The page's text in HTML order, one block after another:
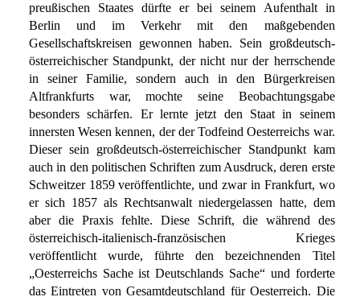
preußischen Staates dürfte er bei seinem Aufenthalt in
Berlin und im Verkehr mit den maßgebenden
Gesellschaftskreisen gewonnen haben. Sein großdeutsch-
österreichischer Standpunkt, der nicht nur der herrschende
in seiner Familie, sondern auch in den Bürgerkreisen
Altfrankfurts war, mochte seine Beobachtungsgabe
besonders schärfen. Er lernte jetzt den Staat in seinem
innersten Wesen kennen, der der Todfeind Oesterreichs war.
Dieser sein großdeutsch-österreichischer Standpunkt kam
auch in den politischen Schriften zum Ausdruck, deren erste
Schweitzer 1859 veröffentlichte, und zwar in Frankfurt, wo
er sich 1857 als Rechtsanwalt niedergelassen hatte, dem
aber die Praxis fehlte. Diese Schrift, die während des
österreichisch-italienisch-französischen Krieges
veröffentlicht wurde, führte den bezeichnenden Titel
„Oesterreichs Sache ist Deutschlands Sache“ und forderte
das Eintreten von Gesamtdeutschland für Oesterreich. Die